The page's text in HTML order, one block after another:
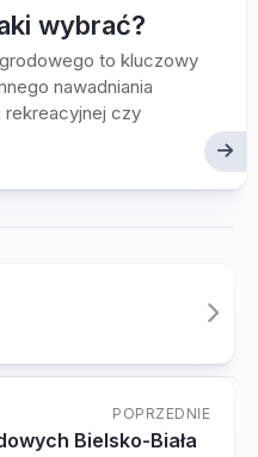
wybrać?
to kluczowy
nawadniania
rekreacyjnej czy
POPRZEDNIE
Bielsko-Biała